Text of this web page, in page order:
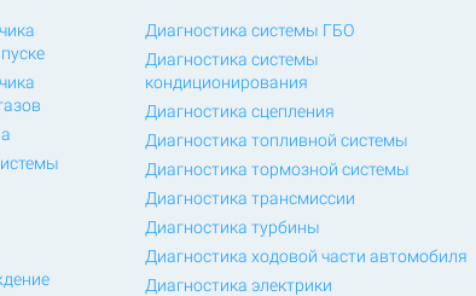
Диагностика системы ГБО
Диагностика системы
кондиционирования
Диагностика сцепления
Диагностика топливной системы
Диагностика тормозной системы
Диагностика трансмиссии
Диагностика турбины
Диагностика ходовой части автомобиля
Диагностика электрики